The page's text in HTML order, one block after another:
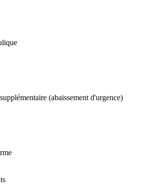
(abaissement d'urgence)